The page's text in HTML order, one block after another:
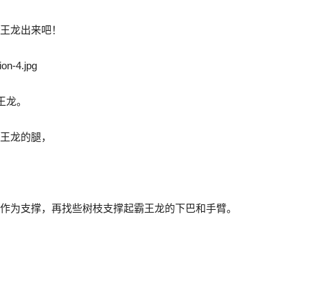
龙出来吧！
。
龙的腿，
为支撑，再找些树枝支撑起霸王龙的下巴和手臂。